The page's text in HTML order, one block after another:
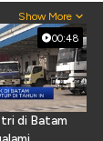
Show More
00:48
di Batam